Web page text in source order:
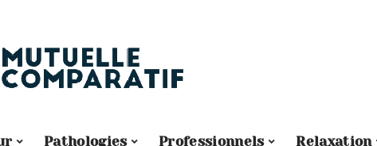
Pathologies Professionnels Relaxation